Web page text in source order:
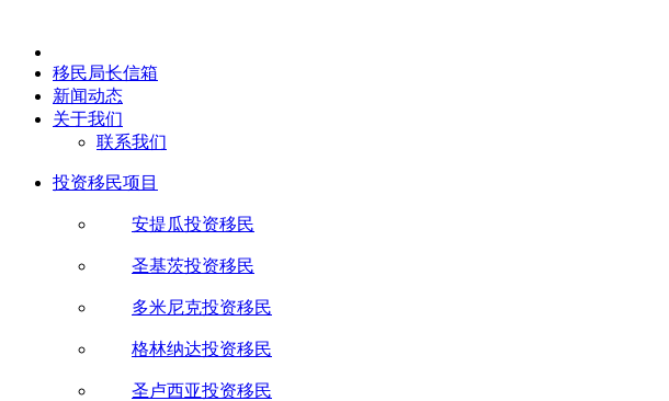
移民局长信箱
新闻动态
关于我们
联系我们
投资移民项目
安提瓜投资移民
圣基茨投资移民
多米尼克投资移民
格林纳达投资移民
圣卢西亚投资移民